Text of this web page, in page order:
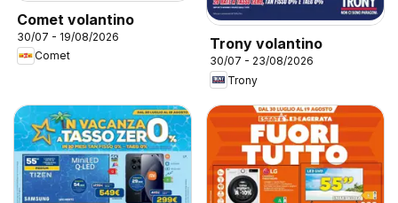
Comet volantino
30/07 - 19/08/2026
Comet
Trony volantino
30/07 - 23/08/2026
Trony